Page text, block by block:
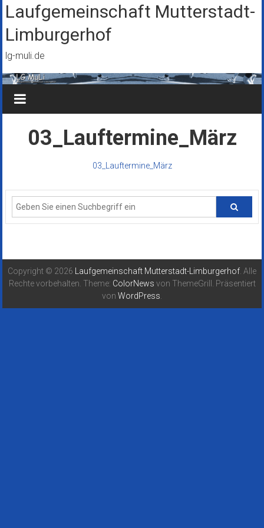
Zum
Inhalt
springen
Laufgemeinschaft Mutterstadt-
Limburgerhof
lg-muli.de
03_Lauftermine_März
03_Lauftermine_März
Copyright © 2026 Laufgemeinschaft Mutterstadt-Limburgerhof . Alle
Rechte vorbehalten. Theme: ColorNews von ThemeGrill. Präsentiert
von WordPress